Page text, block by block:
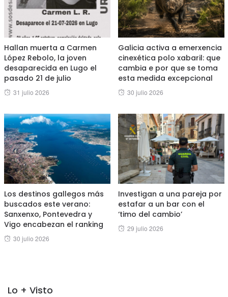
Hallan muerta a Carmen
López Rebolo, la joven
desaparecida en Lugo el
pasado 21 de julio
Posted
31 julio 2026
Galicia activa a emerxencia
cinexética polo xabaril: que
cambia e por que se toma
esta medida excepcional
Posted
30 julio 2026
Los destinos gallegos más
buscados este verano:
Sanxenxo, Pontevedra y
Vigo encabezan el ranking
Posted
30 julio 2026
Investigan a una pareja por
estafar a un bar con el
‘timo del cambio’
Posted
29 julio 2026
Lo + Visto